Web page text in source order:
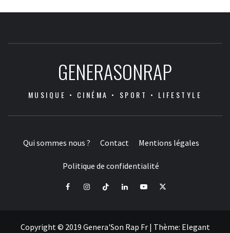
GENERASONRAP
MUSIQUE • CINÉMA • SPORT • LIFESTYLE
Qui sommes nous ? Contact Mentions légales
Politique de confidentialité
FacebookInstagramTiktok LinkedInYoutube
X
Copyright © 2019 Genera'Son Rap Fr | Thème: Elegant